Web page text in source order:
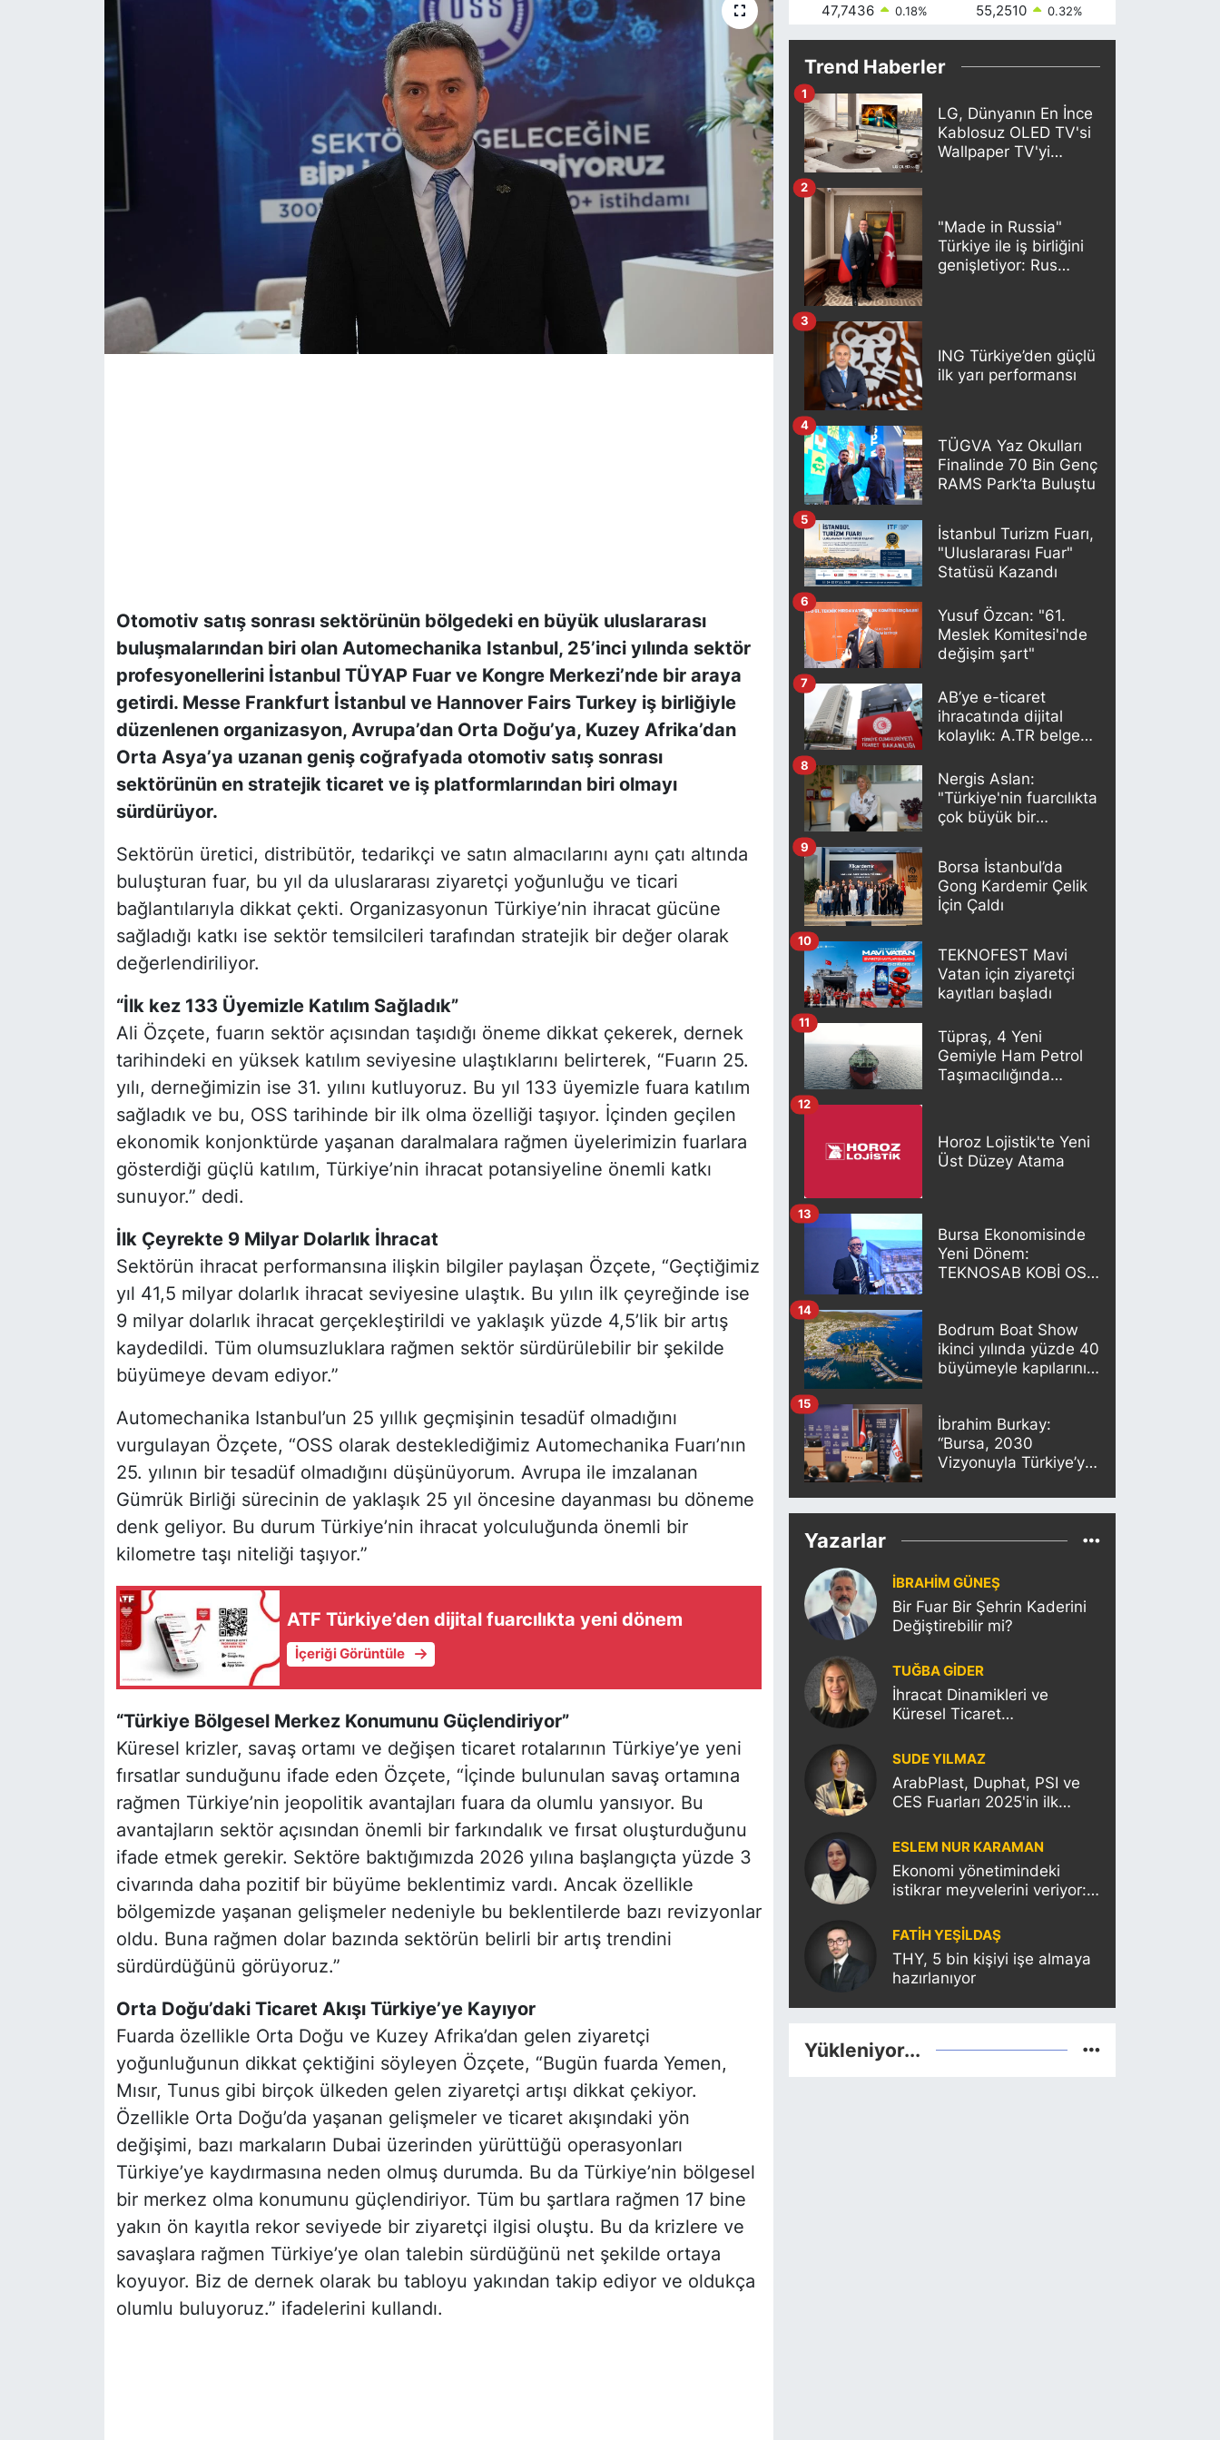
Otomotiv satış sonrası sektörünün bölgedeki en büyük uluslararası
buluşmalarından biri olan Automechanika Istanbul, 25’inci yılında sektör
profesyonellerini İstanbul TÜYAP Fuar ve Kongre Merkezi’nde bir araya
getirdi. Messe Frankfurt İstanbul ve Hannover Fairs Turkey iş birliğiyle
düzenlenen organizasyon, Avrupa’dan Orta Doğu’ya, Kuzey Afrika’dan
Orta Asya’ya uzanan geniş coğrafyada otomotiv satış sonrası
sektörünün en stratejik ticaret ve iş platformlarından biri olmayı
sürdürüyor.
Sektörün üretici, distribütör, tedarikçi ve satın almacılarını aynı çatı altında
buluşturan fuar, bu yıl da uluslararası ziyaretçi yoğunluğu ve ticari
bağlantılarıyla dikkat çekti. Organizasyonun Türkiye’nin ihracat gücüne
sağladığı katkı ise sektör temsilcileri tarafından stratejik bir değer olarak
değerlendiriliyor.
“İlk kez 133 Üyemizle Katılım Sağladık”
Ali Özçete, fuarın sektör açısından taşıdığı öneme dikkat çekerek, dernek
tarihindeki en yüksek katılım seviyesine ulaştıklarını belirterek, “Fuarın 25.
yılı, derneğimizin ise 31. yılını kutluyoruz. Bu yıl 133 üyemizle fuara katılım
sağladık ve bu, OSS tarihinde bir ilk olma özelliği taşıyor. İçinden geçilen
ekonomik konjonktürde yaşanan daralmalara rağmen üyelerimizin fuarlara
gösterdiği güçlü katılım, Türkiye’nin ihracat potansiyeline önemli katkı
sunuyor.” dedi.
İlk Çeyrekte 9 Milyar Dolarlık İhracat
Sektörün ihracat performansına ilişkin bilgiler paylaşan Özçete, “Geçtiğimiz
yıl 41,5 milyar dolarlık ihracat seviyesine ulaştık. Bu yılın ilk çeyreğinde ise
9 milyar dolarlık ihracat gerçekleştirildi ve yaklaşık yüzde 4,5’lik bir artış
kaydedildi. Tüm olumsuzluklara rağmen sektör sürdürülebilir bir şekilde
büyümeye devam ediyor.”
Automechanika Istanbul’un 25 yıllık geçmişinin tesadüf olmadığını
vurgulayan Özçete, “OSS olarak desteklediğimiz Automechanika Fuarı’nın
25. yılının bir tesadüf olmadığını düşünüyorum. Avrupa ile imzalanan
Gümrük Birliği sürecinin de yaklaşık 25 yıl öncesine dayanması bu döneme
denk geliyor. Bu durum Türkiye’nin ihracat yolculuğunda önemli bir
kilometre taşı niteliği taşıyor.”
ATF Türkiye’den dijital fuarcılıkta yeni dönem
İçeriği Görüntüle
“Türkiye Bölgesel Merkez Konumunu Güçlendiriyor”
Küresel krizler, savaş ortamı ve değişen ticaret rotalarının Türkiye’ye yeni
fırsatlar sunduğunu ifade eden Özçete, “İçinde bulunulan savaş ortamına
rağmen Türkiye’nin jeopolitik avantajları fuara da olumlu yansıyor. Bu
avantajların sektör açısından önemli bir farkındalık ve fırsat oluşturduğunu
ifade etmek gerekir. Sektöre baktığımızda 2026 yılına başlangıçta yüzde 3
civarında daha pozitif bir büyüme beklentimiz vardı. Ancak özellikle
bölgemizde yaşanan gelişmeler nedeniyle bu beklentilerde bazı revizyonlar
oldu. Buna rağmen dolar bazında sektörün belirli bir artış trendini
sürdürdüğünü görüyoruz.”
Orta Doğu’daki Ticaret Akışı Türkiye’ye Kayıyor
Fuarda özellikle Orta Doğu ve Kuzey Afrika’dan gelen ziyaretçi
yoğunluğunun dikkat çektiğini söyleyen Özçete, “Bugün fuarda Yemen,
Mısır, Tunus gibi birçok ülkeden gelen ziyaretçi artışı dikkat çekiyor.
Özellikle Orta Doğu’da yaşanan gelişmeler ve ticaret akışındaki yön
değişimi, bazı markaların Dubai üzerinden yürüttüğü operasyonları
Türkiye’ye kaydırmasına neden olmuş durumda. Bu da Türkiye’nin bölgesel
bir merkez olma konumunu güçlendiriyor. Tüm bu şartlara rağmen 17 bine
yakın ön kayıtla rekor seviyede bir ziyaretçi ilgisi oluştu. Bu da krizlere ve
savaşlara rağmen Türkiye’ye olan talebin sürdüğünü net şekilde ortaya
koyuyor. Biz de dernek olarak bu tabloyu yakından takip ediyor ve oldukça
olumlu buluyoruz.” ifadelerini kullandı.
47,7436
0.18%
55,2510
0.32%
Trend Haberler
LG, Dünyanın En İnce
Kablosuz OLED TV'si
Wallpaper TV'yi
1
"Made in Russia"
Türkiye ile iş birliğini
genişletiyor: Rus
2
ING Türkiye’den güçlü
ilk yarı performansı
3
TÜGVA Yaz Okulları
Finalinde 70 Bin Genç
RAMS Park’ta Buluştu
4
İstanbul Turizm Fuarı,
"Uluslararası Fuar"
Statüsü Kazandı
5
Yusuf Özcan: "61.
Meslek Komitesi'nde
değişim şart"
6
AB’ye e-ticaret
ihracatında dijital
kolaylık: A.TR belgesi
oluşturuluyor
7
Nergis Aslan:
"Türkiye'nin fuarcılıkta
çok büyük bir
8
Borsa İstanbul’da
Gong Kardemir Çelik
İçin Çaldı
9
TEKNOFEST Mavi
Vatan için ziyaretçi
kayıtları başladı
10
Tüpraş, 4 Yeni
Gemiyle Ham Petrol
Taşımacılığında
11
Horoz Lojistik'te Yeni
Üst Düzey Atama
12
Bursa Ekonomisinde
Yeni Dönem:
TEKNOSAB KOBİ OSB
13
Bodrum Boat Show
ikinci yılında yüzde 40
büyümeyle kapılarını
14
İbrahim Burkay:
“Bursa, 2030
Vizyonuyla Türkiye’yi
Edecek”
15
Yazarlar
İBRAHİM GÜNEŞ
Bir Fuar Bir Şehrin Kaderini
Değiştirebilir mi?
TUĞBA GİDER
İhracat Dinamikleri ve
Küresel Ticaret
Etkisi
SUDE YILMAZ
ArabPlast, Duphat, PSI ve
CES Fuarları 2025'in ilk
vuracak
ESLEM NUR KARAMAN
Ekonomi yönetimindeki
istikrar meyvelerini veriyor:
notunu yükseltti!
FATIH YEŞİLDAŞ
THY, 5 bin kişiyi işe almaya
hazırlanıyor
Yükleniyor...
KONGRE HABERLERİ